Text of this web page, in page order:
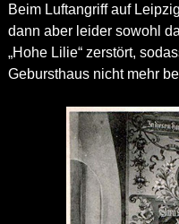
Beim Luftangriff auf
dann aber leider sowohl
„Hohe Lilie“ zerstört,
Gebursthaus nicht mehr